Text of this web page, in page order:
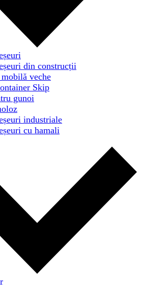
din construcții
mobilă veche
Skip
gunoi
industriale
cu hamali